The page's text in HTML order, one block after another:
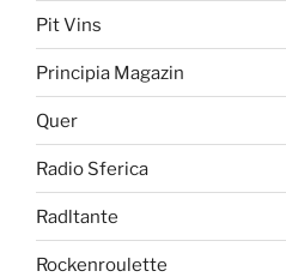
Pit Vins
Principia Magazin
Quer
Radio Sferica
Radltante
Rockenroulette